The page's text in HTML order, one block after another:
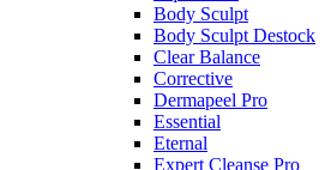
Body Sculpt
Body Sculpt Destock
Clear Balance
Corrective
Dermapeel Pro
Essential
Eternal
Expert Cleanse Pro